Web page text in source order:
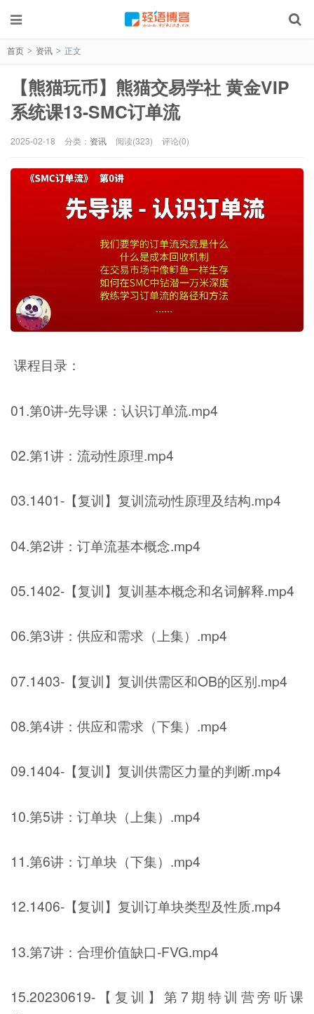
首页 > 资讯 > 正文
【熊猫玩币】熊猫交易学社 黄金VIP
系统课13-SMC订单流
2025-02-18 分类： 资讯 阅读(323) 评论(0)
课程目录：
01.第0讲-先导课：认识订单流.mp4
02.第1讲：流动性原理.mp4
03.1401-【复训】复训流动性原理及结构.mp4
04.第2讲：订单流基本概念.mp4
05.1402-【复训】复训基本概念和名词解释.mp4
06.第3讲：供应和需求（上集）.mp4
07.1403-【复训】复训供需区和OB的区别.mp4
08.第4讲：供应和需求（下集）.mp4
09.1404-【复训】复训供需区力量的判断.mp4
10.第5讲：订单块（上集）.mp4
11.第6讲：订单块（下集）.mp4
12.1406-【复训】复训订单块类型及性质.mp4
13.第7讲：合理价值缺口-FVG.mp4
15.20230619-【复训】第7期特训营旁听课